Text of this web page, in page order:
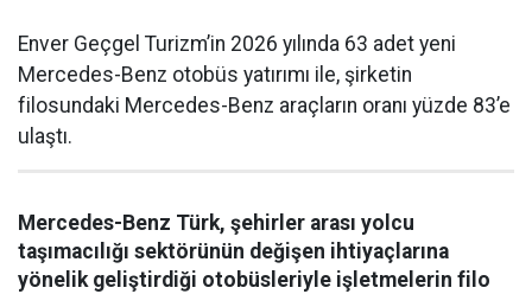
Enver Geçgel Turizm’in 2026 yılında 63 adet yeni
Mercedes-Benz otobüs yatırımı ile, şirketin
filosundaki Mercedes-Benz araçların oranı yüzde 83’e
ulaştı.
Mercedes-Benz Türk, şehirler arası yolcu
taşımacılığı sektörünün değişen ihtiyaçlarına
yönelik geliştirdiği otobüsleriyle işletmelerin filo